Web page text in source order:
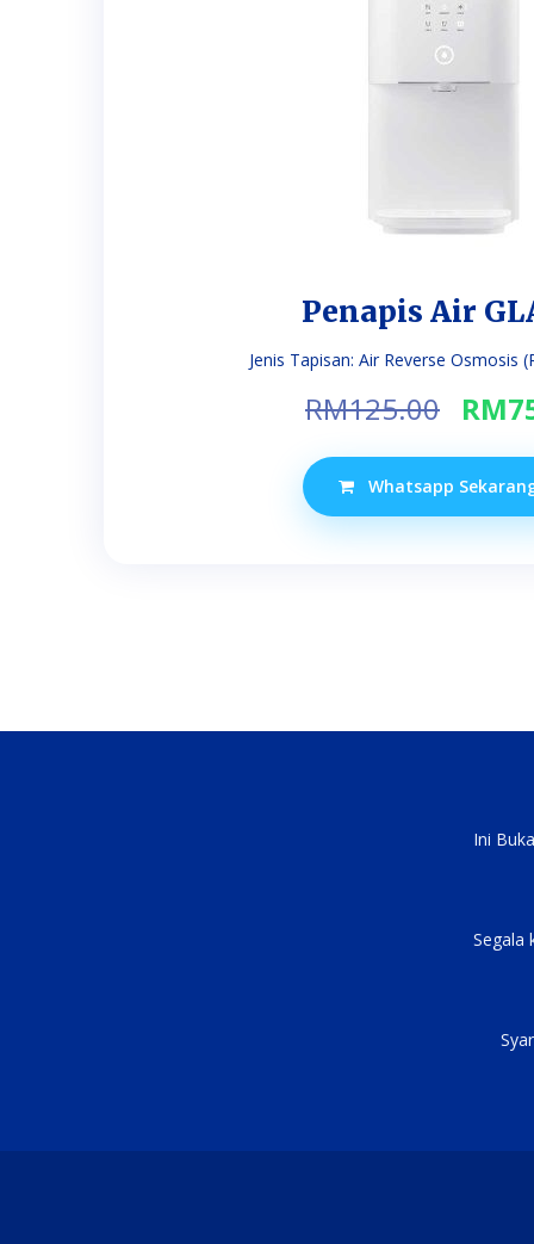
Penapis Air
Jenis Tapisan: Air Reverse Osmosis
RM125.00
was:
RM
Whatsapp
Ini
Segala